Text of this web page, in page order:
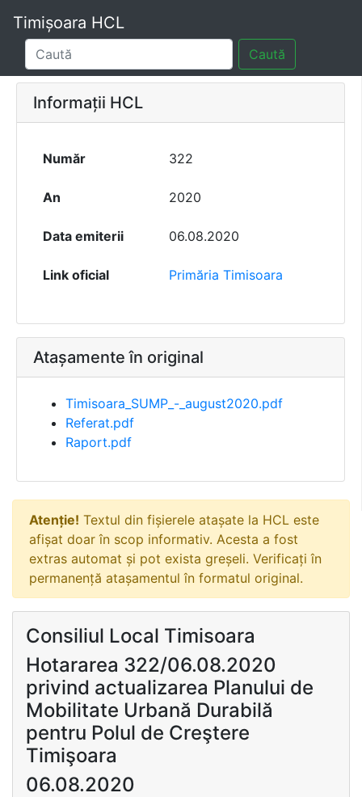
Timișoara HCL
Caută
Informații HCL
Număr 322
An 2020
Data emiterii 06.08.2020
Link oficial Primăria Timisoara
Atașamente în original
Timisoara_SUMP_-_august2020.pdf
Referat.pdf
Raport.pdf
Atenție! Textul din fișierele atașate la HCL este
afișat doar în scop informativ. Acesta a fost
extras automat și pot exista greșeli. Verificați în
permanență atașamentul în formatul original.
Consiliul Local Timisoara
Hotararea 322/06.08.2020
privind actualizarea Planului de
Mobilitate Urbană Durabilă
pentru Polul de Creştere
Timişoara
06.08.2020